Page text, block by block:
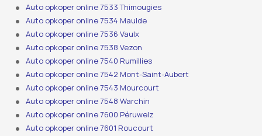
Auto opkoper online 7533 Thimougies
Auto opkoper online 7534 Maulde
Auto opkoper online 7536 Vaulx
Auto opkoper online 7538 Vezon
Auto opkoper online 7540 Rumillies
Auto opkoper online 7542 Mont-Saint-Aubert
Auto opkoper online 7543 Mourcourt
Auto opkoper online 7548 Warchin
Auto opkoper online 7600 Péruwelz
Auto opkoper online 7601 Roucourt